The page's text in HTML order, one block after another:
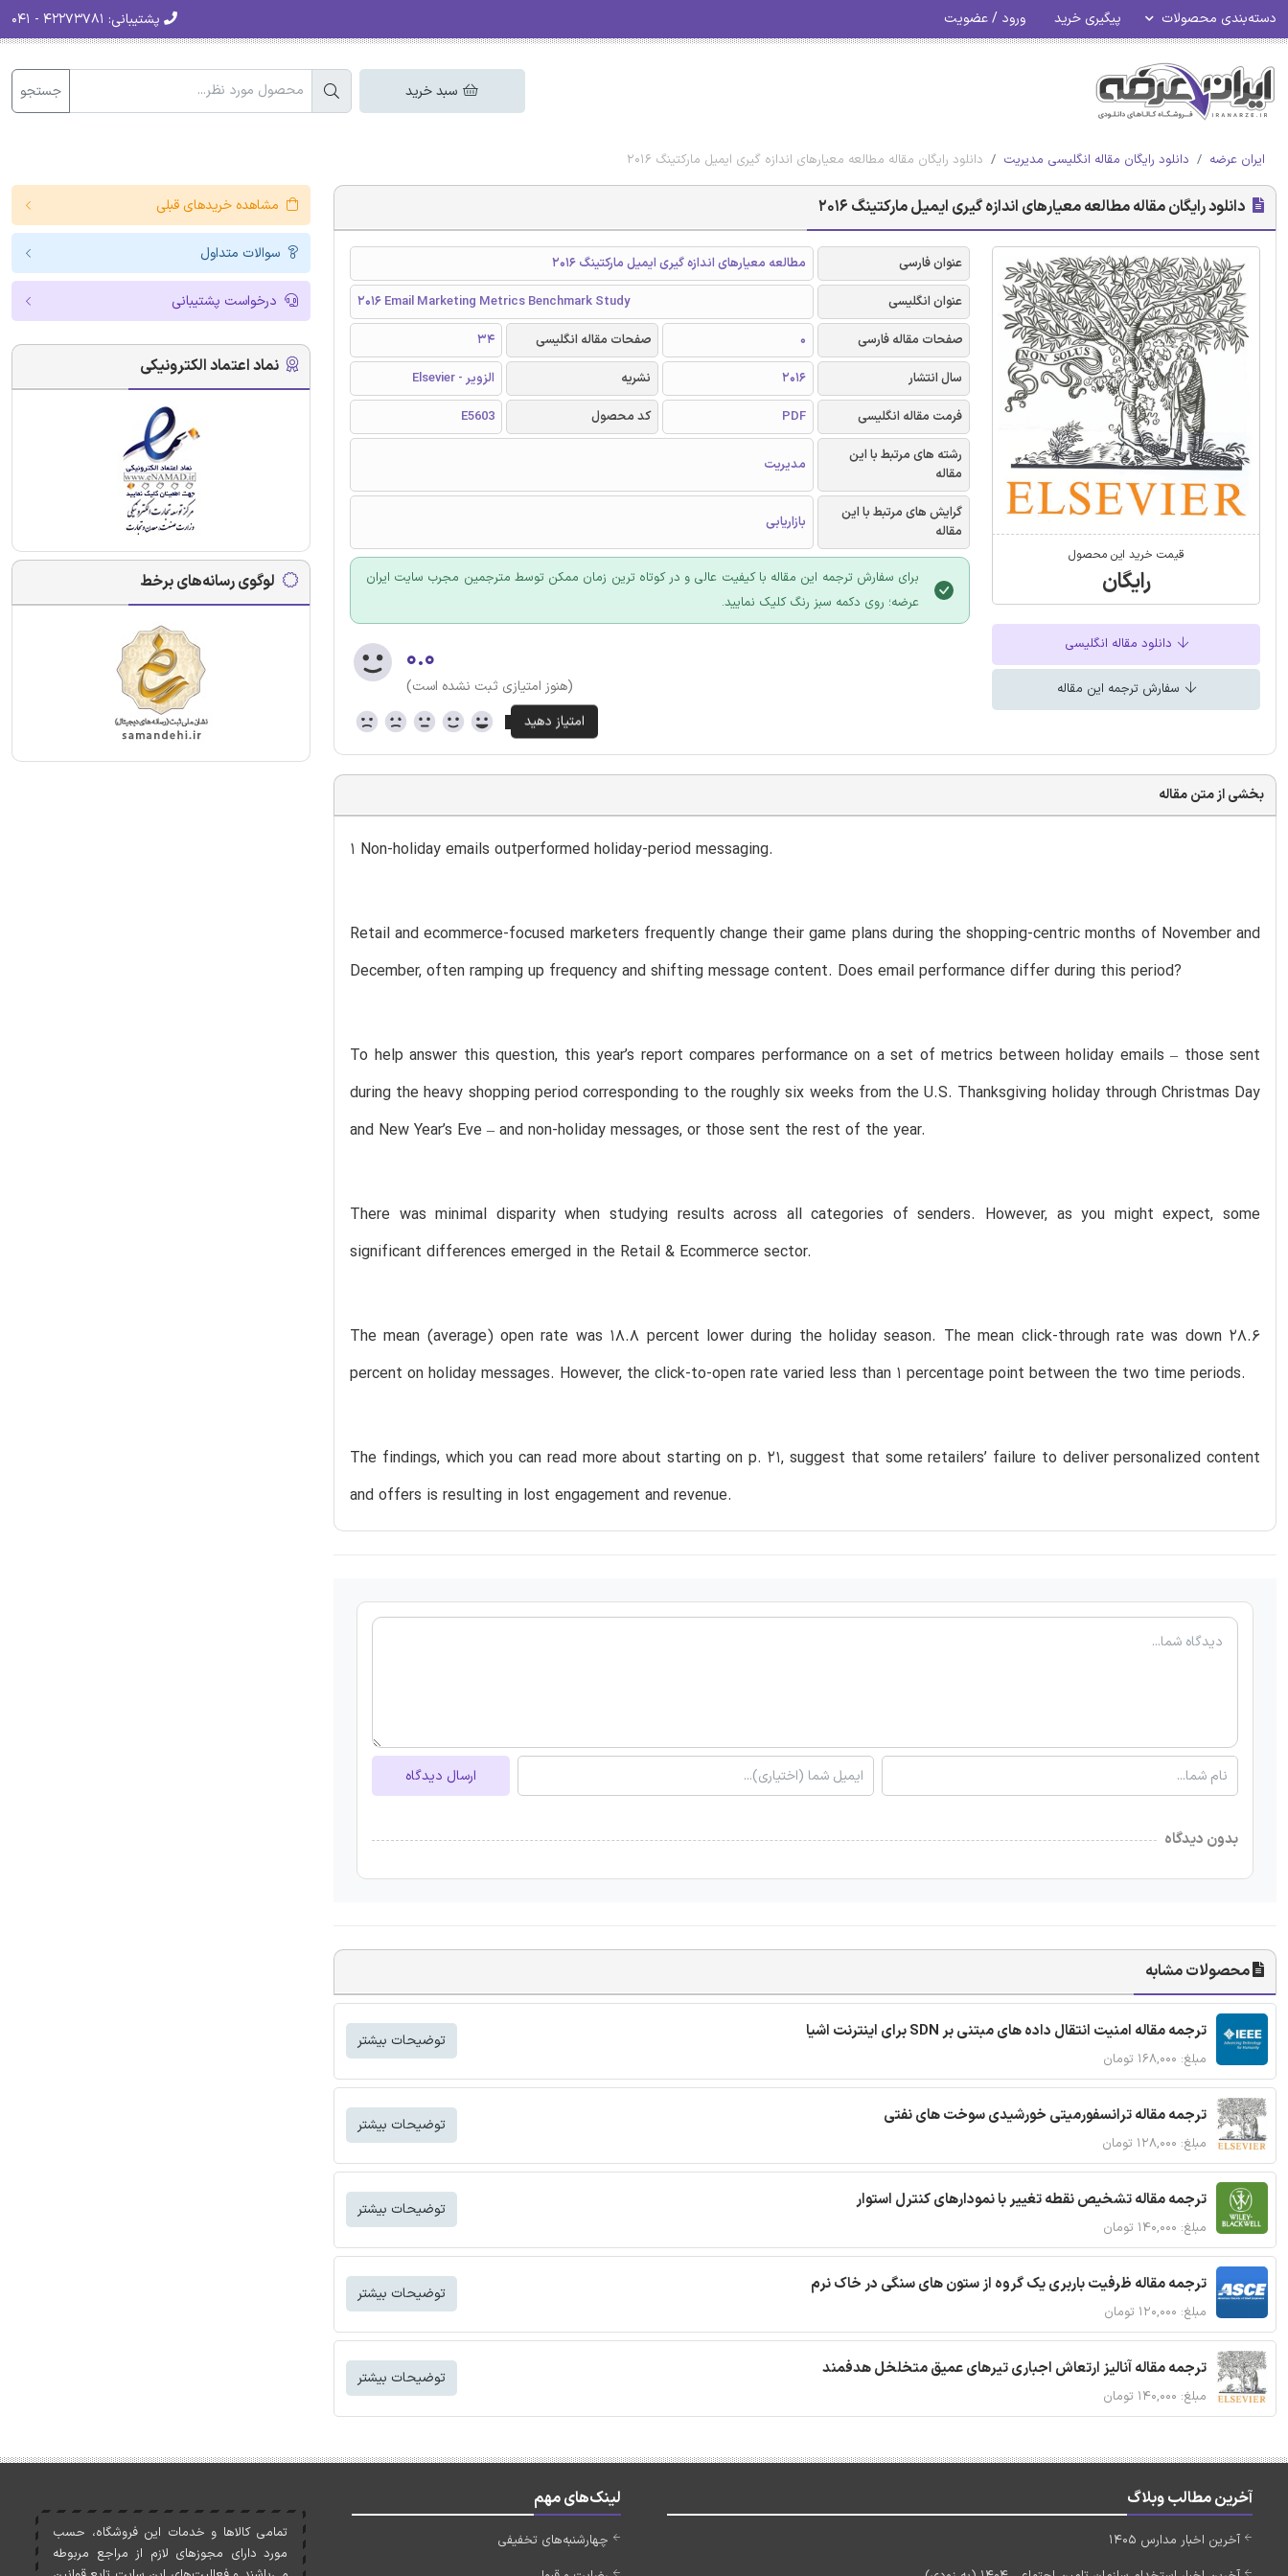
دسته‌بندی محصولات پیگیری خرید ورود / عضویت پشتیبانی:
سبد خرید جستجو
ایران عرضه دانلود رایگان مقاله انگلیسی مدیریت دانلود رایگان مقاله مطالعه معیارهای اندازه گیری ایمیل مارکتینگ 2016
دانلود رایگان مقاله مطالعه معیارهای اندازه گیری ایمیل مارکتینگ 2016
قیمت خرید این محصول
رایگان
دانلود مقاله انگلیسی
سفارش ترجمه این مقاله
عنوان فارسی
مطالعه معیارهای اندازه گیری ایمیل مارکتینگ 2016
عنوان انگلیسی
2016 Email Marketing Metrics Benchmark Study
صفحات مقاله فارسی
0 صفحات مقاله انگلیسی
34
سال انتشار
2016 نشریه
الزویر - Elsevier
فرمت مقاله انگلیسی
PDF کد محصول
E5603
رشته های مرتبط با این
مقاله
مدیریت
گرایش های مرتبط با این
مقاله
بازاریابی
برای سفارش ترجمه این مقاله با کیفیت عالی و در کوتاه ترین زمان ممکن توسط مترجمین مجرب سایت ایران
عرضه؛ روی دکمه سبز رنگ کلیک نمایید.
۰.۰
(هنوز امتیازی ثبت نشده است)
بخشی از متن مقاله
1 Non-holiday emails outperformed holiday-period messaging.
Retail and ecommerce-focused marketers frequently change their game plans during the shopping-centric months of November and
December, often ramping up frequency and shifting message content. Does email performance differ during this period?
To help answer this question, this year’s report compares performance on a set of metrics between holiday emails – those sent
during the heavy shopping period corresponding to the roughly six weeks from the U.S. Thanksgiving holiday through Christmas Day
and New Year’s Eve – and non-holiday messages, or those sent the rest of the year.
There was minimal disparity when studying results across all categories of senders. However, as you might expect, some
significant differences emerged in the Retail & Ecommerce sector.
The mean (average) open rate was 18.8 percent lower during the holiday season. The mean click-through rate was down 28.6
percent on holiday messages. However, the click-to-open rate varied less than 1 percentage point between the two time periods.
The findings, which you can read more about starting on p. 21, suggest that some retailers’ failure to deliver personalized content
and offers is resulting in lost engagement and revenue.
ارسال دیدگاه
بدون دیدگاه
محصولات مشابه
ترجمه مقاله امنیت انتقال داده های مبتنی بر SDN برای اینترنت اشیا
مبلغ: ۱۶۸,۰۰۰ تومان
توضیحات بیشتر
ترجمه مقاله ترانسفورمیتی خورشیدی سوخت های نفتی
مبلغ: ۱۲۸,۰۰۰ تومان
توضیحات بیشتر
ترجمه مقاله تشخیص نقطه تغییر با نمودارهای کنترل استوار
مبلغ: ۱۴۰,۰۰۰ تومان
توضیحات بیشتر
ترجمه مقاله ظرفیت باربری یک گروه از ستون های سنگی در خاک نرم
مبلغ: ۱۲۰,۰۰۰ تومان
توضیحات بیشتر
ترجمه مقاله آنالیز ارتعاش اجباری تیرهای عمیق متخلخل هدفمند
مبلغ: ۱۴۰,۰۰۰ تومان
توضیحات بیشتر
مشاهده خریدهای قبلی
سوالات متداول
درخواست پشتیبانی
نماد اعتماد الکترونیکی
لوگوی رسانه‌های برخط
آخرین مطالب وبلاگ
آخرین اخبار مدارس 1405
لینک‌های مهم
چهارشنبه‌های تخفیفی
تمامی کالاها و خدمات اين فروشگاه، حسب
مورد دارای مجوزهای لازم از مراجع مربوطه